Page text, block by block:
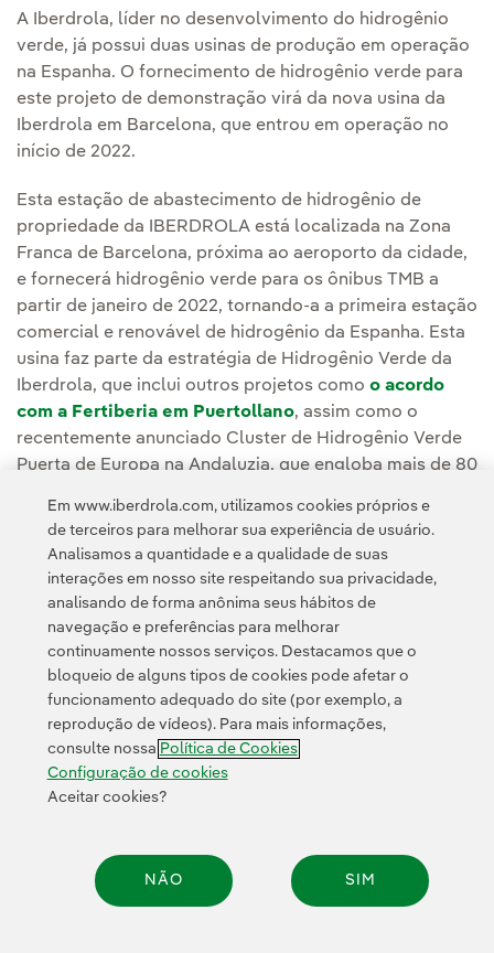
A Iberdrola, líder no desenvolvimento do hidrogênio
verde, já possui duas usinas de produção em operação
na Espanha. O fornecimento de hidrogênio verde para
este projeto de demonstração virá da nova usina da
Iberdrola em Barcelona, que entrou em operação no
início de 2022.
Esta estação de abastecimento de hidrogênio de
propriedade da IBERDROLA está localizada na Zona
Franca de Barcelona, próxima ao aeroporto da cidade,
e fornecerá hidrogênio verde para os ônibus TMB a
partir de janeiro de 2022, tornando-a a primeira estação
comercial e renovável de hidrogênio da Espanha. Esta
usina faz parte da estratégia de Hidrogênio Verde da
Iberdrola, que inclui outros projetos como o acordo
com a Fertiberia em Puertollano, assim como o
recentemente anunciado Cluster de Hidrogênio Verde
Puerta de Europa na Andaluzia, que engloba mais de 80
Política de Privacidade Informação legal
Transparência no uso da IA Política de cookies Configuração de cookies
Acessibilidade Canal de denúncias
© 2026 Iberdrola, S.A. Todos os direitos reservados.
Em www.iberdrola.com, utilizamos cookies próprios e
de terceiros para melhorar sua experiência de usuário.
Analisamos a quantidade e a qualidade de suas
interações em nosso site respeitando sua privacidade,
analisando de forma anônima seus hábitos de
navegação e preferências para melhorar
continuamente nossos serviços. Destacamos que o
bloqueio de alguns tipos de cookies pode afetar o
funcionamento adequado do site (por exemplo, a
reprodução de vídeos). Para mais informações,
consulte nossa Política de Cookies
Configuração de cookies
Aceitar cookies?
NÃO SIM